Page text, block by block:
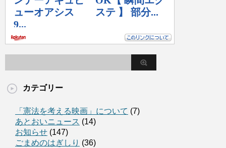
カテゴリー
「憲法を考える映画」について (7)
あとおいニュース (14)
お知らせ (147)
ごまめのはぎしり (36)